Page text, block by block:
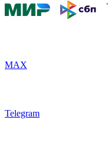
MAX
Telegram